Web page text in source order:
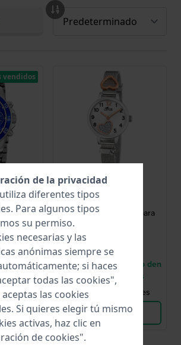
vendidos
Lotus
18659/1
Junior 24 mm Reloj para
79,00 €
● Entrega en un plazo den
5-8 días laborales
Comparar Relojes
Ver Producto
de la privacidad
diferentes tipos
. Para algunos tipos
su permiso.
necesarias y las
anónimas siempre se
si haces
todas las cookies",
las cookies
Si quieres elegir tú mismo
activas, haz clic en
de cookies".